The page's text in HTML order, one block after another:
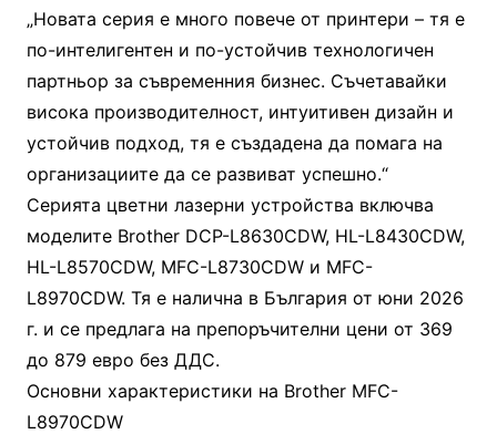
„Новата серия е много повече от принтери – тя е
по-интелигентен и по-устойчив технологичен
партньор за съвременния бизнес. Съчетавайки
висока производителност, интуитивен дизайн и
устойчив подход, тя е създадена да помага на
организациите да се развиват успешно.“
Серията цветни лазерни устройства включва
моделите Brother DCP-L8630CDW, HL-L8430CDW,
HL-L8570CDW, MFC-L8730CDW и MFC-
L8970CDW. Тя е налична в България от юни 2026
г. и се предлага на препоръчителни цени от 369
до 879 евро без ДДС.
Основни характеристики на Brother MFC-
L8970CDW